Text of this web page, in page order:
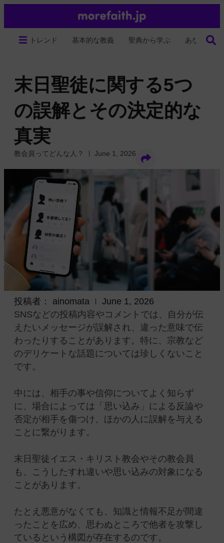
トレンド 基本的な教義 聖典から学ぶ あなたの生
末日聖徒に関する5つ
の誤解とその決定的な
真実
教会員ってどんな人？ June 1, 2026
投稿者： ainomata
June 1, 2026
SNSなどの投稿内容やコメントでは、自分が伝
えたいメッセージが誤解され、違った意味で伝
わったりすることがあります。特に、宗教など
のデリケートな話題については珍しくないこと
です。
中には、相手の事や信仰についてよく知らず
に、場合によっては「思い込み」による反論や
否定が相手を傷つけ、ほかの人に誤解を与える
ことに繋がります。
末日聖徒イエス・キリスト教会やその教会員
も、こうしたすれ違いや思い込みの対象になる
ことがあります。
たとえ悪意がなくても、知識と情報不足が間違
ったことを広め、思わぬところで他者を攻撃し
ているという構図が存在するのです。